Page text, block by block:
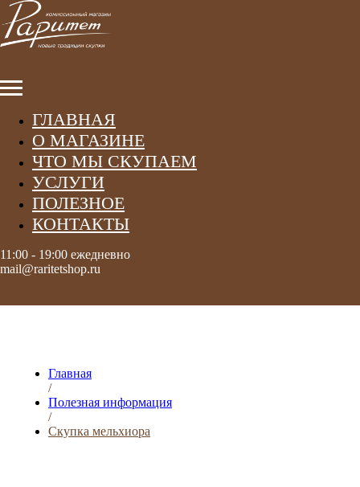
ГЛАВНАЯ
О МАГАЗИНЕ
ЧТО МЫ СКУПАЕМ
УСЛУГИ
ПОЛЕЗНОЕ
КОНТАКТЫ
11:00 - 19:00 ежедневно
mail@raritetshop.ru
Главная
/
Полезная информация
/
Скупка мельхиора